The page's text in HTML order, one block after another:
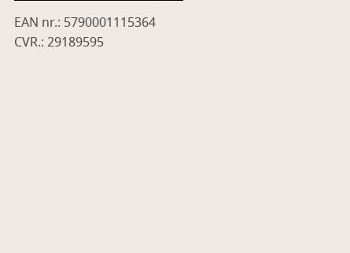
EAN nr.: 5790001115364
CVR.: 29189595